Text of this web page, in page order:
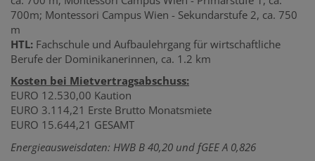
700m; Montessori Campus Wien - Sekundarstufe 2, ca. 750
m
HTL: Fachschule und Aufbaulehrgang für wirtschaftliche
Berufe der Dominikanerinnen, ca. 1.2 km
Kosten bei Mietvertragsabschuss:
EURO 12.530,00 Kaution
EURO 3.114,21 Erste Brutto Monatsmiete
EURO 15.644,21 GESAMT
Energieausweisdaten: HWB B 40,20 und fGEE A 0,826